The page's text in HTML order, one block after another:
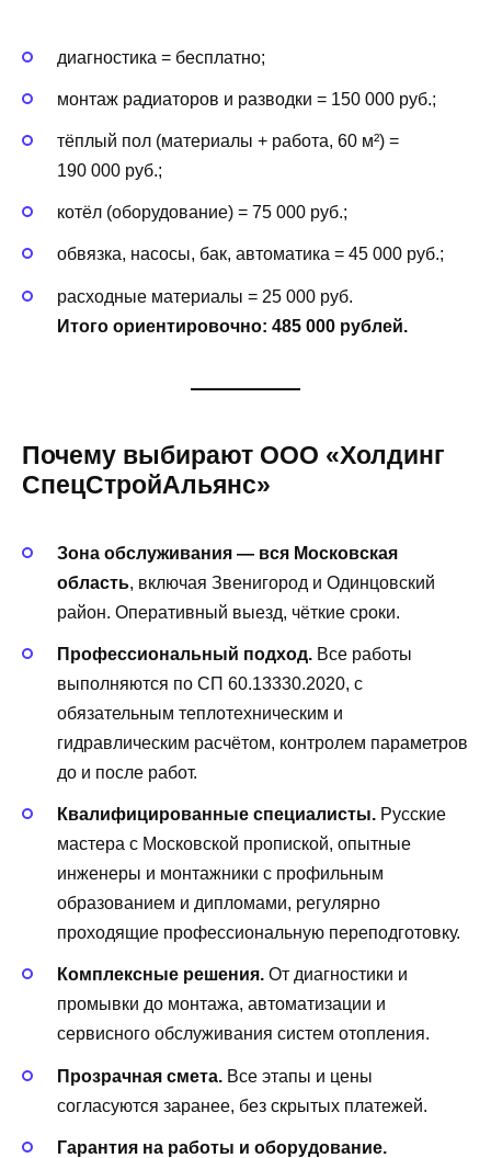
диагностика = бесплатно;
монтаж радиаторов и разводки = 150 000 руб.;
тёплый пол (материалы + работа, 60 м²) =
190 000 руб.;
котёл (оборудование) = 75 000 руб.;
обвязка, насосы, бак, автоматика = 45 000 руб.;
расходные материалы = 25 000 руб.
Итого ориентировочно: 485 000 рублей.
Почему выбирают ООО «Холдинг
СпецСтройАльянс»
Зона обслуживания — вся Московская
область, включая Звенигород и Одинцовский
район. Оперативный выезд, чёткие сроки.
Профессиональный подход. Все работы
выполняются по СП 60.13330.2020, с
обязательным теплотехническим и
гидравлическим расчётом, контролем параметров
до и после работ.
Квалифицированные специалисты. Русские
мастера с Московской пропиской, опытные
инженеры и монтажники с профильным
образованием и дипломами, регулярно
проходящие профессиональную переподготовку.
Комплексные решения. От диагностики и
промывки до монтажа, автоматизации и
сервисного обслуживания систем отопления.
Прозрачная смета. Все этапы и цены
согласуются заранее, без скрытых платежей.
Гарантия на работы и оборудование.